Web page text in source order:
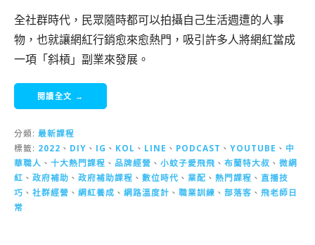
全社群時代，民眾隨時都可以拍攝自己生活週遭的人事
物，也就讓網紅行銷愈來愈熱門，吸引許多人將網紅當成
一項「斜槓」副業來發展。
閱讀全文 →
分類: 最新課程
標籤: 2022 、 DIY 、 IG 、 KOL 、 LINE 、 PODCAST 、 YOUTUBE 、 中
華職人 、 十大熱門課程 、 品牌經營 、 小蚊子愛飛飛 、 布蘭特大叔 、 微網
紅 、 政府補助 、 政府補助課程 、 數位時代 、 業配 、 熱門課程 、 直播技
巧 、 社群經營 、 網紅養成 、 網路溫度計 、 職業訓練 、 部落客 、 飛老師日
常